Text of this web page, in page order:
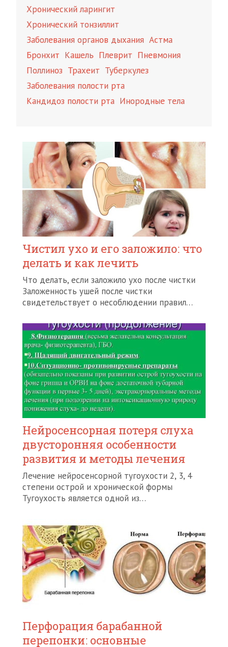
Хронический ларингит
Хронический тонзиллит
Заболевания органов дыхания Астма
Бронхит Кашель Плеврит Пневмония
Поллиноз Трахеит Туберкулез
Заболевания полости рта
Кандидоз полости рта Инородные тела
Чистил ухо и его заложило: что
делать и как лечить
Что делать, если заложило ухо после чистки
Заложенность ушей после чистки
свидетельствует о несоблюдении правил…
Нейросенсорная потеря слуха
двусторонняя особенности
развития и методы лечения
Лечение нейросенсорной тугоухости 2, 3, 4
степени острой и хронической формы
Тугоухость является одной из…
Перфорация барабанной
перепонки: основные